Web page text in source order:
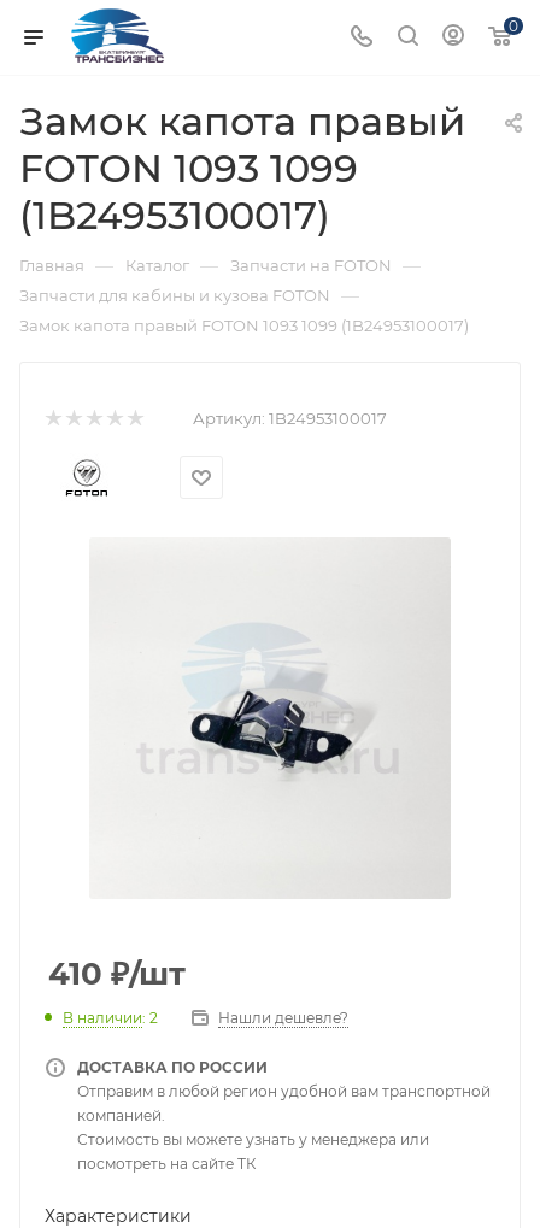
0
Замок капота правый
FOTON 1093 1099
(1B24953100017)
Главная — Каталог — Запчасти на FOTON —
Запчасти для кабины и кузова FOTON —
Замок капота правый FOTON 1093 1099 (1B24953100017)
Артикул: 1B24953100017
410 ₽/шт
В наличии: 2 Нашли дешевле?
ДОСТАВКА ПО РОССИИ
Отправим в любой регион удобной вам транспортной
компанией.
Стоимость вы можете узнать у менеджера или
посмотреть на сайте ТК
Характеристики